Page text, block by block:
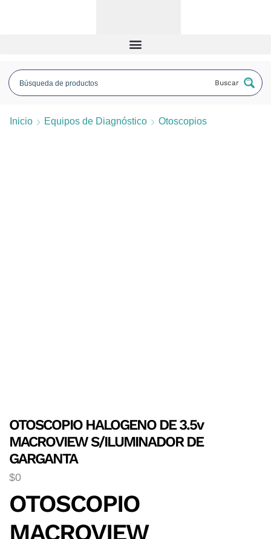
Buscar
Inicio Equipos de Diagnóstico Otoscopios
OTOSCOPIO HALOGENO DE 3.5v
MACROVIEW S/ILUMINADOR DE
GARGANTA
$0
OTOSCOPIO
MACROVIEW